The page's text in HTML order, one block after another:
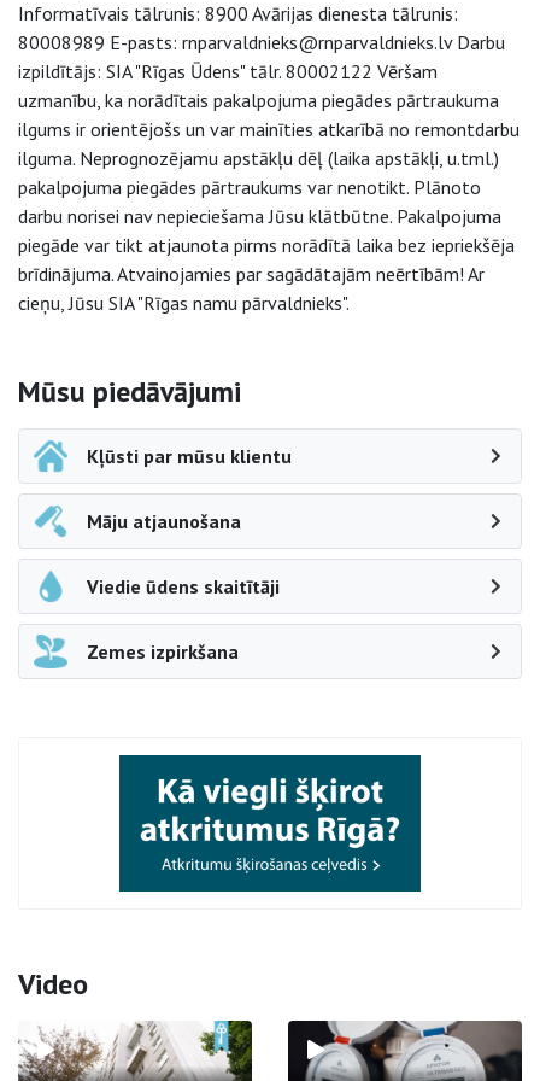
Informatīvais tālrunis: 8900 Avārijas dienesta tālrunis:
80008989 E-pasts: rnparvaldnieks@rnparvaldnieks.lv Darbu
izpildītājs: SIA "Rīgas Ūdens" tālr. 80002122 Vēršam
uzmanību, ka norādītais pakalpojuma piegādes pārtraukuma
ilgums ir orientējošs un var mainīties atkarībā no remontdarbu
ilguma. Neprognozējamu apstākļu dēļ (laika apstākļi, u.tml.)
pakalpojuma piegādes pārtraukums var nenotikt. Plānoto
darbu norisei nav nepieciešama Jūsu klātbūtne. Pakalpojuma
piegāde var tikt atjaunota pirms norādītā laika bez iepriekšēja
brīdinājuma. Atvainojamies par sagādātajām neērtībām! Ar
cieņu, Jūsu SIA "Rīgas namu pārvaldnieks".
Sāna navigācija
Mūsu piedāvājumi
Kļūsti par mūsu klientu
Māju atjaunošana
Viedie ūdens skaitītāji
Zemes izpirkšana
Video